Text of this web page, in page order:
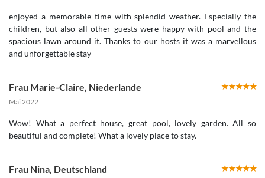
enjoyed a memorable time with splendid weather. Especially the
children, but also all other guests were happy with pool and the
spacious lawn around it. Thanks to our hosts it was a marvellous
and unforgettable stay
Frau Marie-Claire Niederlande
Mai 2022
Wow! What a perfect house, great pool, lovely garden. All so
beautiful and complete! What a lovely place to stay.
Frau Nina Deutschland